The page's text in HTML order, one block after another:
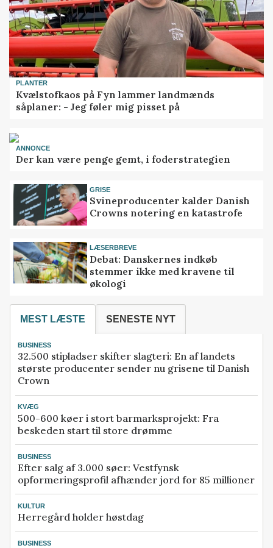
PLANTER
Kvælstofkaos på Fyn lammer landmænds
såplaner: - Jeg føler mig pisset på
ANNONCE
Der kan være penge gemt, i foderstrategien
GRISE
Svineproducenter kalder Danish
Crowns notering en katastrofe
LÆSERBREVE
Debat: Danskernes indkøb
stemmer ikke med kravene til
økologi
MEST LÆSTE SENESTE NYT
BUSINESS
32.500 stipladser skifter slagteri: En af landets
største producenter sender nu grisene til Danish
Crown
KVÆG
500-600 køer i stort barmarksprojekt: Fra
beskeden start til store drømme
BUSINESS
Efter salg af 3.000 søer: Vestfynsk
opformeringsprofil afhænder jord for 85 millioner
KULTUR
Herregård holder høstdag
BUSINESS